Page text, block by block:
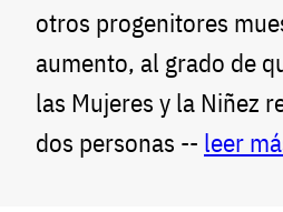
otros progenitores
aumento, al grado de
las Mujeres y la Niñez
dos personas -- leer